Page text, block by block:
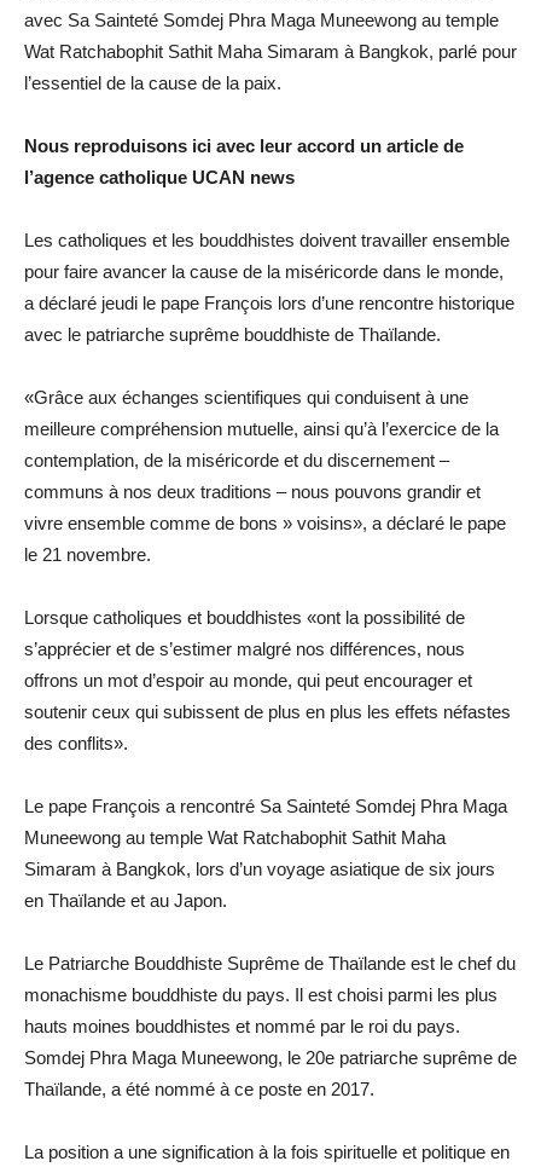
avec Sa Sainteté Somdej Phra Maga Muneewong au temple
Wat Ratchabophit Sathit Maha Simaram à Bangkok, parlé pour
l’essentiel de la cause de la paix.
Nous reproduisons ici avec leur accord un article de
l’agence catholique UCAN news
Les catholiques et les bouddhistes doivent travailler ensemble
pour faire avancer la cause de la miséricorde dans le monde,
a déclaré jeudi le pape François lors d’une rencontre historique
avec le patriarche suprême bouddhiste de Thaïlande.
«Grâce aux échanges scientifiques qui conduisent à une
meilleure compréhension mutuelle, ainsi qu’à l’exercice de la
contemplation, de la miséricorde et du discernement –
communs à nos deux traditions – nous pouvons grandir et
vivre ensemble comme de bons » voisins», a déclaré le pape
le 21 novembre.
Lorsque catholiques et bouddhistes «ont la possibilité de
s’apprécier et de s’estimer malgré nos différences, nous
offrons un mot d’espoir au monde, qui peut encourager et
soutenir ceux qui subissent de plus en plus les effets néfastes
des conflits».
Le pape François a rencontré Sa Sainteté Somdej Phra Maga
Muneewong au temple Wat Ratchabophit Sathit Maha
Simaram à Bangkok, lors d’un voyage asiatique de six jours
en Thaïlande et au Japon.
Le Patriarche Bouddhiste Suprême de Thaïlande est le chef du
monachisme bouddhiste du pays. Il est choisi parmi les plus
hauts moines bouddhistes et nommé par le roi du pays.
Somdej Phra Maga Muneewong, le 20e patriarche suprême de
Thaïlande, a été nommé à ce poste en 2017.
La position a une signification à la fois spirituelle et politique en